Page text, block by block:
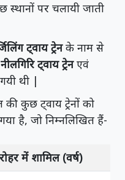
पर चलायी जाती
ट्वाय ट्रेनके नाम से
नीलगिरि ट्वाय ट्रेनएवं
थी |
कुछ ट्वाय ट्रेनों को
है, जो निम्नलिखित हैं-
में शामिल (वर्ष)